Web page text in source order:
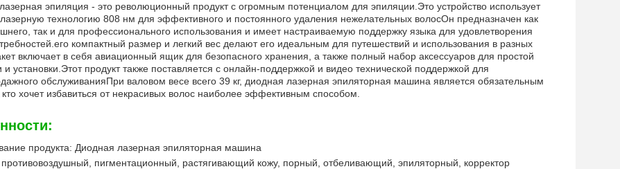
эпиляция - это революционный продукт с огромным потенциалом для эпиляции.Это устройство использует
технологию 808 нм для эффективного и постоянного удаления нежелательных волосОн предназначен как
так и для профессионального использования и имеет настраиваемую поддержку языка для удовлетворения
компактный размер и легкий вес делают его идеальным для путешествий и использования в разных
включает в себя авиационный ящик для безопасного хранения, а также полный набор аксессуаров для простой
и установки.Этот продукт также поставляется с онлайн-поддержкой и видео технической поддержкой для
обслуживанияПри валовом весе всего 39 кг, диодная лазерная эпиляторная машина является обязательным
кто хочет избавиться от некрасивых волос наиболее эффективным способом.
продукта: Диодная лазерная эпиляторная машина
пигментационный, растягивающий кожу, порный, отбеливающий, эпиляторный, корректор